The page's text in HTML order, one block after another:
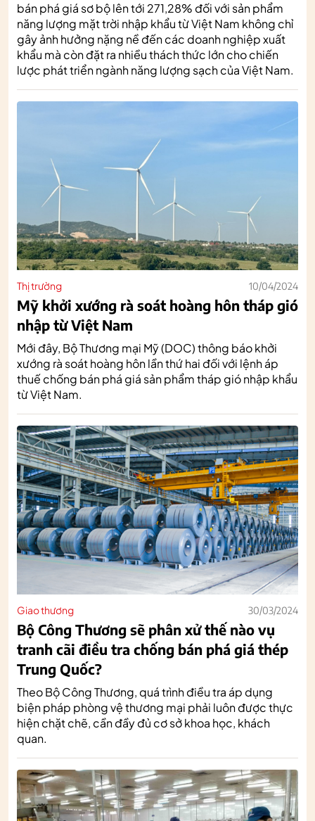
bán phá giá sơ bộ lên tới 271,28% đối với sản phẩm
năng lượng mặt trời nhập khẩu từ Việt Nam không chỉ
gây ảnh hưởng nặng nề đến các doanh nghiệp xuất
khẩu mà còn đặt ra nhiều thách thức lớn cho chiến
lược phát triển ngành năng lượng sạch của Việt Nam.
Thị trường 10/04/2024
Mỹ khởi xướng rà soát hoàng hôn tháp gió
nhập từ Việt Nam
Mới đây, Bộ Thương mại Mỹ (DOC) thông báo khởi
xướng rà soát hoàng hôn lần thứ hai đối với lệnh áp
thuế chống bán phá giá sản phẩm tháp gió nhập khẩu
từ Việt Nam.
Giao thương 30/03/2024
Bộ Công Thương sẽ phân xử thế nào vụ
tranh cãi điều tra chống bán phá giá thép
Trung Quốc?
Theo Bộ Công Thương, quá trình điều tra áp dụng
biện pháp phòng vệ thương mại phải luôn được thực
hiện chặt chẽ, cần đầy đủ cơ sở khoa học, khách
quan.